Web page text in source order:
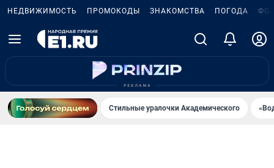
НЕДВИЖИМОСТЬ ПРОМОКОДЫ ЗНАКОМСТВА ПОГОДА
Стильные уралочки Академического